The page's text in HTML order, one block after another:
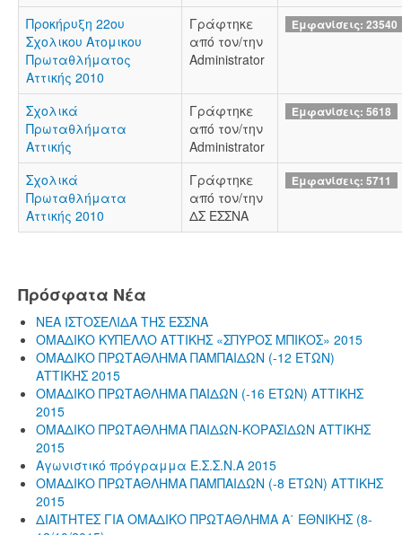
Προκήρυξη 22ου
Σχολικου Ατομικου
Πρωταθλήματος
Αττικής 2010
Γράφτηκε
από τον/την
Administrator
Εμφανίσεις: 23540
Σχολικά
Πρωταθλήματα
Αττικής
Γράφτηκε
από τον/την
Administrator
Εμφανίσεις: 5618
Σχολικά
Πρωταθλήματα
Αττικής 2010
Γράφτηκε
από τον/την
ΔΣ ΕΣΣΝΑ
Εμφανίσεις: 5711
Πρόσφατα Νέα
ΝΕΑ ΙΣΤΟΣΕΛΙΔΑ ΤΗΣ ΕΣΣΝΑ
ΟΜΑΔΙΚΟ ΚΥΠΕΛΛΟ ΑΤΤΙΚΗΣ «ΣΠΥΡΟΣ ΜΠΙΚΟΣ» 2015
ΟΜΑΔΙΚΟ ΠΡΩΤΑΘΛΗΜΑ ΠΑΜΠΑΙΔΩΝ (-12 ΕΤΩΝ)
ΑΤΤΙΚΗΣ 2015
ΟΜΑΔΙΚΟ ΠΡΩΤΑΘΛΗΜΑ ΠΑΙΔΩΝ (-16 ΕΤΩΝ) ΑΤΤΙΚΗΣ
2015
ΟΜΑΔΙΚΟ ΠΡΩΤΑΘΛΗΜΑ ΠΑΙΔΩΝ-ΚΟΡΑΣΙΔΩΝ ΑΤΤΙΚΗΣ
2015
Αγωνιστικό πρόγραμμα Ε.Σ.Σ.Ν.Α 2015
ΟΜΑΔΙΚΟ ΠΡΩΤΑΘΛΗΜΑ ΠΑΜΠΑΙΔΩΝ (-8 ΕΤΩΝ) ΑΤΤΙΚΗΣ
2015
ΔΙΑΙΤΗΤΕΣ ΓΙΑ ΟΜΑΔΙΚΟ ΠΡΩΤΑΘΛΗΜΑ Α΄ ΕΘΝΙΚΗΣ (8-